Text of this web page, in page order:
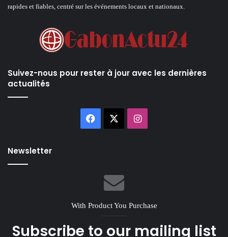
rapides et fiables, centré sur les événements locaux et nationaux.
Suivez-nous pour rester à jour avec les dernières
actualités
Facebook Instagram
Newsletter
With Product You Purchase
Subscribe to our mailing list